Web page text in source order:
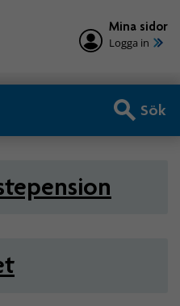
Mina sidor
Logga in
Sök